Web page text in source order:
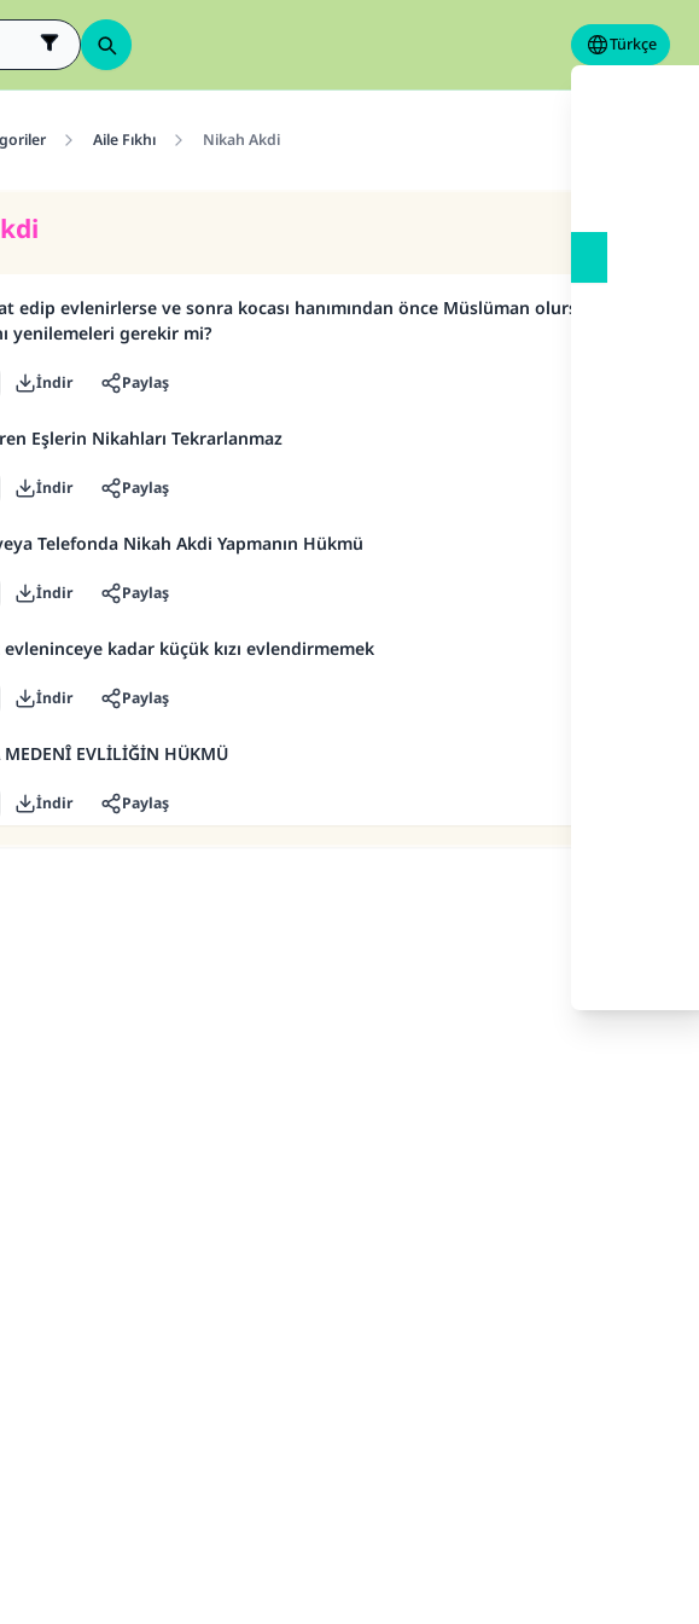
Türkçe
Aile Fıkhı Nikah Akdi
edip evlenirlerse ve sonra kocası hanımından önce Müslüman olursa,
yenilemeleri gerekir mi?
İndir Paylaş
Eşlerin Nikahları Tekrarlanmaz
İndir Paylaş
Telefonda Nikah Akdi Yapmanın Hükmü
İndir Paylaş
evleninceye kadar küçük kızı evlendirmemek
İndir Paylaş
EVLİLİĞİN HÜKMÜ
İndir Paylaş
kurtardı.